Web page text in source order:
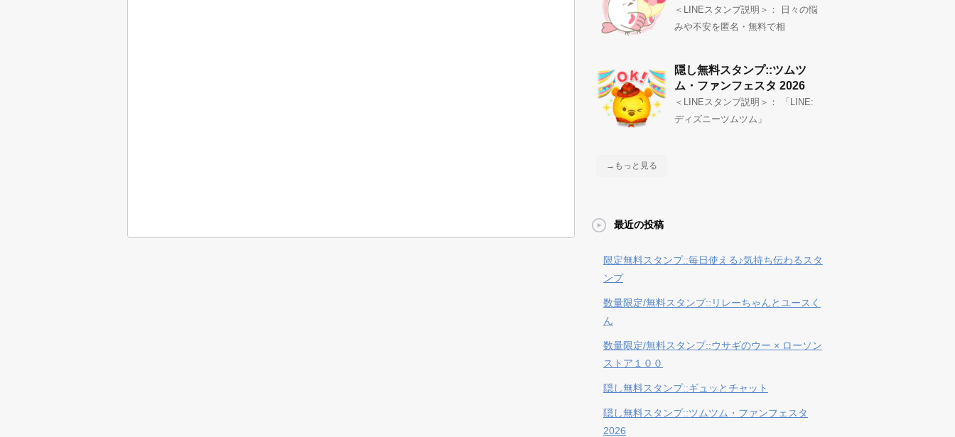
＜LINEスタンプ説明＞： 日々の悩
みや不安を匿名・無料で相
隠し無料スタンプ::ツムツ
ム・ファンフェスタ 2026
＜LINEスタンプ説明＞： 「LINE:
ディズニーツムツム」
→もっと見る
最近の投稿
限定無料スタンプ::毎日使える♪気持ち伝わるスタ
ンプ
数量限定/無料スタンプ::リレーちゃんとユースく
ん
数量限定/無料スタンプ::ウサギのウー × ローソン
ストア１００
隠し無料スタンプ::ギュッとチャット
隠し無料スタンプ::ツムツム・ファンフェスタ
2026